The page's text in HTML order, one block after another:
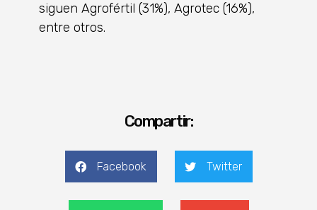
siguen Agrofértil (31%), Agrotec (16%),
entre otros.
Compartir:
Facebook Twitter